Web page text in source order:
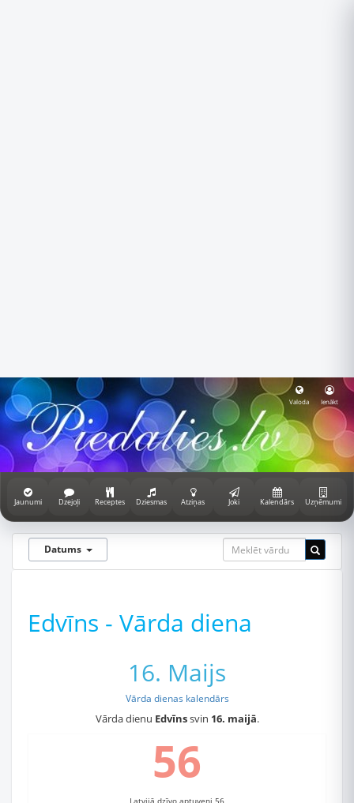
Valoda Ienākt
Jaunumi Dzejoļi Receptes Dziesmas Atziņas Joki Kalendārs Uzņēmumi
Datums
Edvīns - Vārda diena
16. Maijs
Vārda dienas kalendārs
Vārda dienu Edvīnssvin 16. maijā.
56
Latvijā dzīvo aptuveni 56